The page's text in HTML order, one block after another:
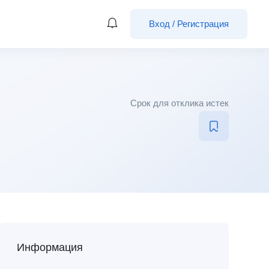
Вход / Регистрация
Срок для отклика истек
Информация